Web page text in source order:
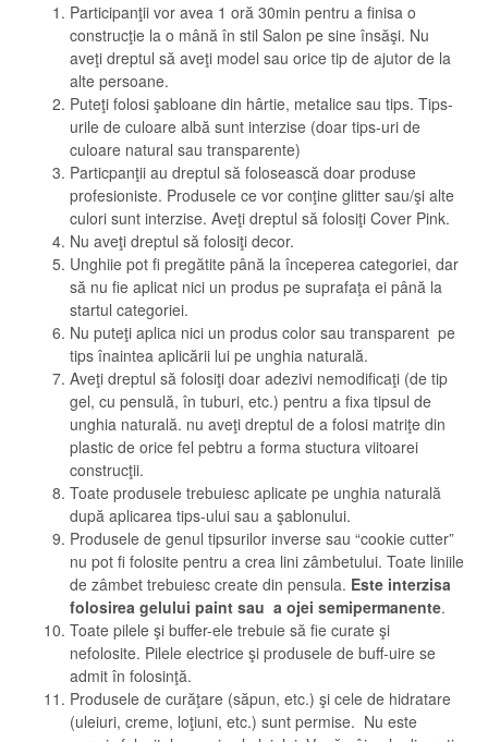
Participanţii vor avea 1 oră 30min pentru a finisa o
construcţie la o mână în stil Salon pe sine însăşi. Nu
aveţi dreptul să aveţi model sau orice tip de ajutor de la
alte persoane.
Puteţi folosi şabloane din hârtie, metalice sau tips. Tips-
urile de culoare albă sunt interzise (doar tips-uri de
culoare natural sau transparente)
Particpanţii au dreptul să folosească doar produse
profesioniste. Produsele ce vor conţine glitter sau/şi alte
culori sunt interzise. Aveţi dreptul să folosiţi Cover Pink.
Nu aveţi dreptul să folosiţi decor.
Unghiie pot fi pregătite până la începerea categoriei, dar
să nu fie aplicat nici un produs pe suprafaţa ei până la
startul categoriei.
Nu puteţi aplica nici un produs color sau transparent pe
tips înaintea aplicării lui pe unghia naturală.
Aveţi dreptul să folosiţi doar adezivi nemodificaţi (de tip
gel, cu pensulă, în tuburi, etc.) pentru a fixa tipsul de
unghia naturală. nu aveţi dreptul de a folosi matriţe din
plastic de orice fel pebtru a forma stuctura viitoarei
construcţii.
Toate produsele trebuiesc aplicate pe unghia naturală
după aplicarea tips-ului sau a şablonului.
Produsele de genul tipsurilor inverse sau “cookie cutter”
nu pot fi folosite pentru a crea lini zâmbetului. Toate liniile
de zâmbet trebuiesc create din pensula. Este interzisa
folosirea gelului paint sau a ojei semipermanente.
Toate pilele şi buffer-ele trebuie să fie curate şi
nefolosite. Pilele electrice şi produsele de buff-uire se
admit în folosinţă.
Produsele de curăţare (săpun, etc.) şi cele de hidratare
(uleiuri, creme, loţiuni, etc.) sunt permise. Nu este